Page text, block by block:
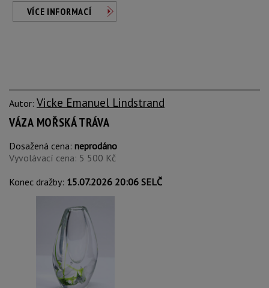
VÍCE INFORMACÍ
Autor: Vicke Emanuel Lindstrand
VÁZA MOŘSKÁ TRÁVA
Dosažená cena: neprodáno
Vyvolávací cena: 5 500 Kč
Konec dražby: 15.07.2026 20:06 SELČ